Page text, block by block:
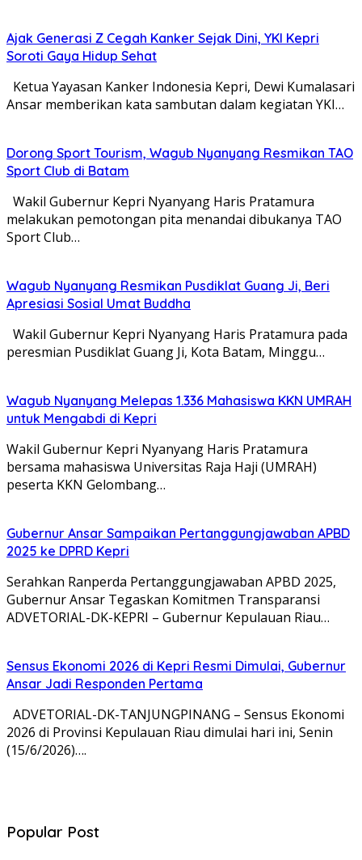
Ajak Generasi Z Cegah Kanker Sejak Dini, YKI Kepri
Soroti Gaya Hidup Sehat
Ketua Yayasan Kanker Indonesia Kepri, Dewi Kumalasari
Ansar memberikan kata sambutan dalam kegiatan YKI…
Dorong Sport Tourism, Wagub Nyanyang Resmikan TAO
Sport Club di Batam
Wakil Gubernur Kepri Nyanyang Haris Pratamura
melakukan pemotongan pita menandai dibukanya TAO
Sport Club…
Wagub Nyanyang Resmikan Pusdiklat Guang Ji, Beri
Apresiasi Sosial Umat Buddha
Wakil Gubernur Kepri Nyanyang Haris Pratamura pada
peresmian Pusdiklat Guang Ji, Kota Batam, Minggu…
Wagub Nyanyang Melepas 1.336 Mahasiswa KKN UMRAH
untuk Mengabdi di Kepri
Wakil Gubernur Kepri Nyanyang Haris Pratamura
bersama mahasiswa Universitas Raja Haji (UMRAH)
peserta KKN Gelombang…
Gubernur Ansar Sampaikan Pertanggungjawaban APBD
2025 ke DPRD Kepri
Serahkan Ranperda Pertanggungjawaban APBD 2025,
Gubernur Ansar Tegaskan Komitmen Transparansi
ADVETORIAL-DK-KEPRI – Gubernur Kepulauan Riau…
Sensus Ekonomi 2026 di Kepri Resmi Dimulai, Gubernur
Ansar Jadi Responden Pertama
ADVETORIAL-DK-TANJUNGPINANG – Sensus Ekonomi
2026 di Provinsi Kepulauan Riau dimulai hari ini, Senin
(15/6/2026)….
Popular Post